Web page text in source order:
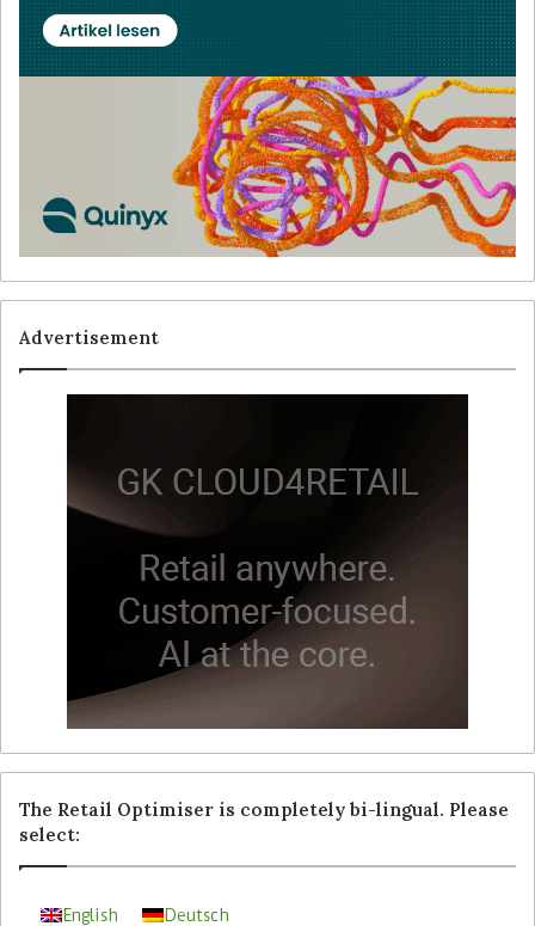
Advertisement
The Retail Optimiser is completely bi-lingual. Please
select:
English Deutsch